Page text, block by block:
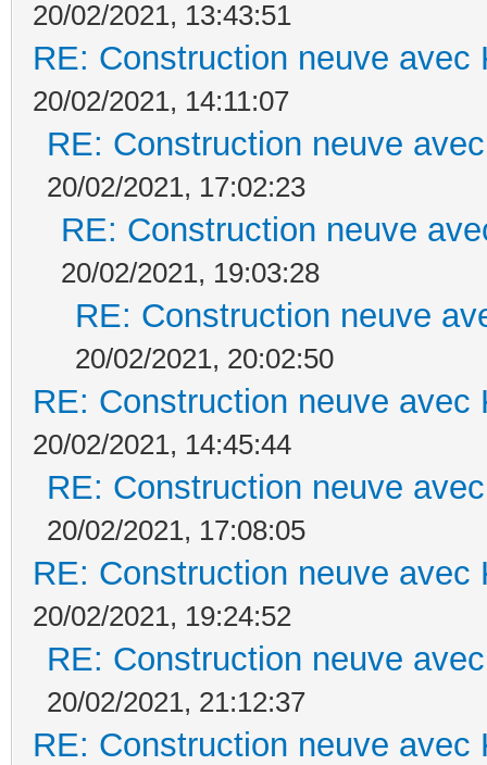
20/02/2021, 13:43:51
RE: Construction neuve avec
20/02/2021, 14:11:07
RE: Construction neuve
20/02/2021, 17:02:23
RE: Construction neuve
20/02/2021, 19:03:28
RE: Construction neuve
20/02/2021, 20:02:50
RE: Construction neuve avec
20/02/2021, 14:45:44
RE: Construction neuve
20/02/2021, 17:08:05
RE: Construction neuve avec
20/02/2021, 19:24:52
RE: Construction neuve
20/02/2021, 21:12:37
RE: Construction neuve avec